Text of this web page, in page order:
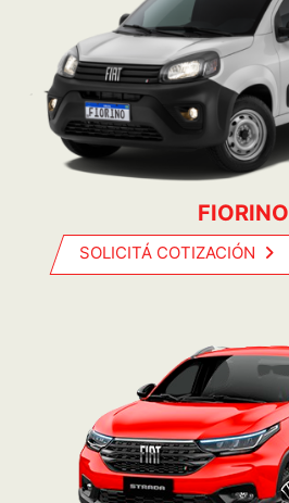
FIORINO
SOLICITÁ COTIZACIÓN